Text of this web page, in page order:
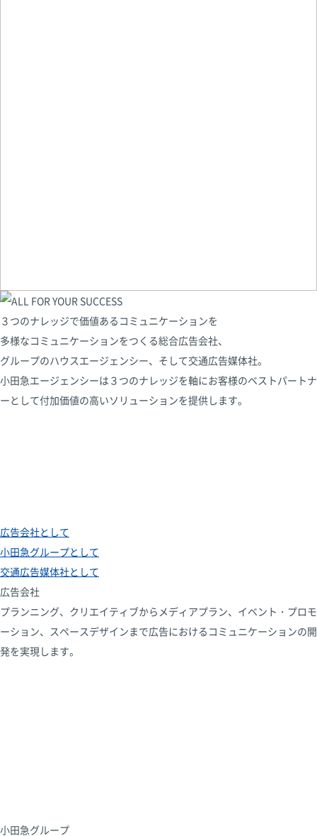
３つのナレッジで価値あるコミュニケーションを
多様なコミュニケーションをつくる総合広告会社、
グループのハウスエージェンシー、そして交通広告媒体社。
小田急エージェンシーは３つのナレッジを軸にお客様のベストパートナ
ーとして付加価値の高いソリューションを提供します。
広告会社として
小田急グループとして
交通広告媒体社として
広告会社
プランニング、クリエイティブからメディアプラン、イベント・プロモ
ーション、スペースデザインまで広告におけるコミュニケーションの開
発を実現します。
小田急グループ